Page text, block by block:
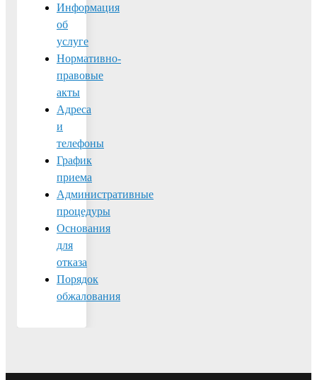
Информация
об
услуге
Нормативно-
правовые
акты
Адреса
и
телефоны
График
приема
Административные
процедуры
Основания
для
отказа
Порядок
обжалования